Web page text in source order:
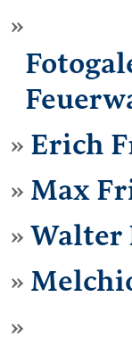
Erich
Max
Walter